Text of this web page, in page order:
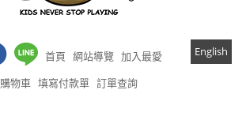
首頁 網站導覽 加入最愛 English
購物車 填寫付款單 訂單查詢